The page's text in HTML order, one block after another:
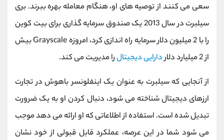
سعی می کنند از توصیه های او، هنگام معامله بهره ببرند. بری
سیلبرت در سال 2013 یک صندوق سرمایه ‌گذاری برای بیت ‌کوین
را با 2 میلیون دلار سرمایه راه ‌اندازی کرد، امروزه
Grayscaleبیش
از 2 میلیارد دلار
دارایی دیجیتالرا مدیریت می ‌کند.
از آنجایی ‌که سیلبرت به ‌عنوان یک اینفلونسر باهوش در تجارت
ارزهای دیجیتال شناخته می ‌شود، دنبال ‌کردن او به یک ضرورت
تبدیل شده است. استفاده از اطلاعاتی که او ارائه می دهد موجب
می شود شما در این عرصه، عملکرد قابل قبولی از خود نشان